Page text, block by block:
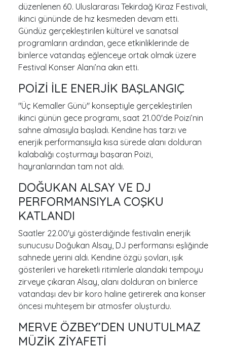
düzenlenen 60. Uluslararası Tekirdağ Kiraz Festivali,
ikinci gününde de hız kesmeden devam etti.
Gündüz gerçekleştirilen kültürel ve sanatsal
programların ardından, gece etkinliklerinde de
binlerce vatandaş eğlenceye ortak olmak üzere
Festival Konser Alanı’na akın etti.
POİZİ İLE ENERJİK BAŞLANGIÇ
"Üç Kemaller Günü" konseptiyle gerçekleştirilen
ikinci günün gece programı, saat 21.00'de Poizi’nin
sahne almasıyla başladı. Kendine has tarzı ve
enerjik performansıyla kısa sürede alanı dolduran
kalabalığı coşturmayı başaran Poizi,
hayranlarından tam not aldı.
DOĞUKAN ALSAY VE DJ
PERFORMANSIYLA COŞKU
KATLANDI
Saatler 22.00'yi gösterdiğinde festivalin enerjik
sunucusu Doğukan Alsay, DJ performansı eşliğinde
sahnede yerini aldı. Kendine özgü şovları, ışık
gösterileri ve hareketli ritimlerle alandaki tempoyu
zirveye çıkaran Alsay, alanı dolduran on binlerce
vatandaşı dev bir koro haline getirerek ana konser
öncesi muhteşem bir atmosfer oluşturdu.
MERVE ÖZBEY’DEN UNUTULMAZ
MÜZİK ZİYAFETİ